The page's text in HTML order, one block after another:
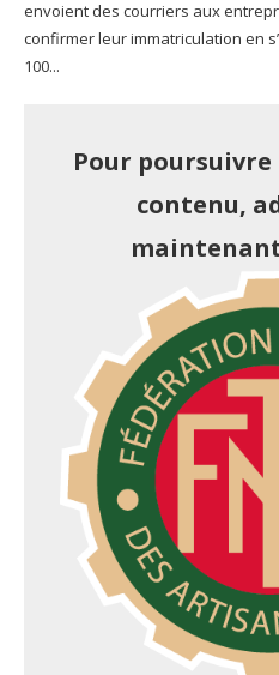
envoient des courriers aux
confirmer leur immatriculation en
100...
Pour
contenu,